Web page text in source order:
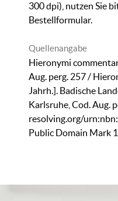
300 dpi), nutzen Sie
Bestellformular.
Quellenangabe
Hieronymi
Aug. perg. 257 /
Jahrh.]. Badische
Karlsruhe,Cod. Aug.
resolving.org/
Public Domain Mark